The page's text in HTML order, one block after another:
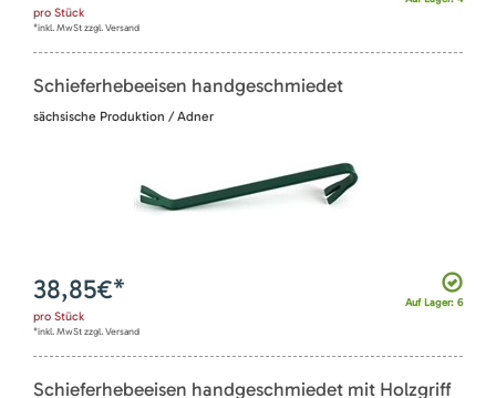
pro Stück
*inkl. MwSt zzgl. Versand
Schieferhebeeisen handgeschmiedet
sächsische Produktion / Adner
Auf Lager: 6
38,85€*
pro Stück
*inkl. MwSt zzgl. Versand
Schieferhebeeisen handgeschmiedet mit Holzgriff